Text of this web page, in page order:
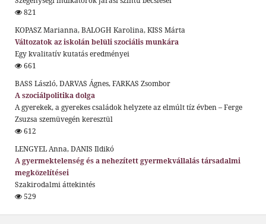
821
KOPASZ Marianna, BALOGH Karolina, KISS Márta
Változatok az iskolán belüli szociális munkára
Egy kvalitatív kutatás eredményei
661
BASS László, DARVAS Ágnes, FARKAS Zsombor
A szociálpolitika dolga
A gyerekek, a gyerekes családok helyzete az elmúlt tíz évben – Ferge
Zsuzsa szemüvegén keresztül
612
LENGYEL Anna, DANIS Ildikó
A gyermektelenség és a nehezített gyermekvállalás társadalmi
megközelítései
Szakirodalmi áttekintés
529